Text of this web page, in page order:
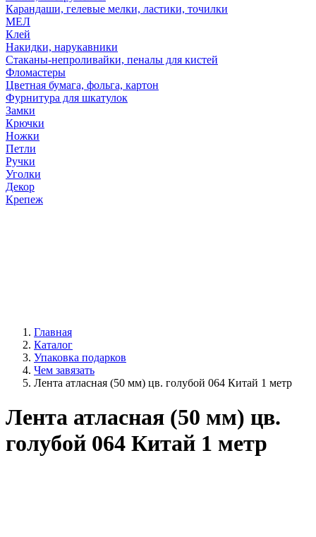
Карандаши, гелевые мелки, ластики, точилки
МЕЛ
Клей
Накидки, нарукавники
Стаканы-непроливайки, пеналы для кистей
Фломастеры
Цветная бумага, фольга, картон
Фурнитура для шкатулок
Замки
Крючки
Ножки
Петли
Ручки
Уголки
Декор
Крепеж
Главная
Каталог
Упаковка подарков
Чем завязать
Лента атласная (50 мм) цв. голубой 064 Китай 1 метр
Лента атласная (50 мм) цв.
голубой 064 Китай 1 метр